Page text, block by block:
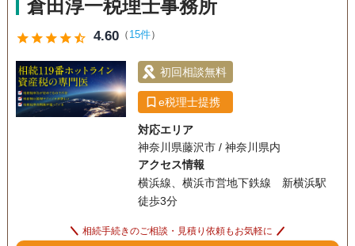
倉田淳一税理士事務所
starstarstarstarstar_half 4.60（ 15件）
初回相談無料
e税理士提携
対応エリア
神奈川県藤沢市 / 神奈川県内
アクセス情報
横浜線、横浜市営地下鉄線 新横浜駅
徒歩3分
相続手続きのご相談・見積り依頼もお気軽に